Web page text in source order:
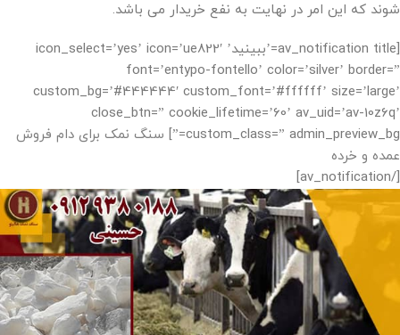
شوند که این امر در نهایت به نفع خریدار می باشد.
[av_notification title=’ببینید’ icon_select=’yes’ icon=’ue822′
font=’entypo-fontello’ color=’silver’ border=”
custom_bg=’#444444′ custom_font=’#ffffff’ size=’large’
close_btn=” cookie_lifetime=’60’ av_uid=’av-10z6q’
custom_class=” admin_preview_bg=”]
سنگ نمک برای دام فروش
عمده و خرده
[/av_notification]